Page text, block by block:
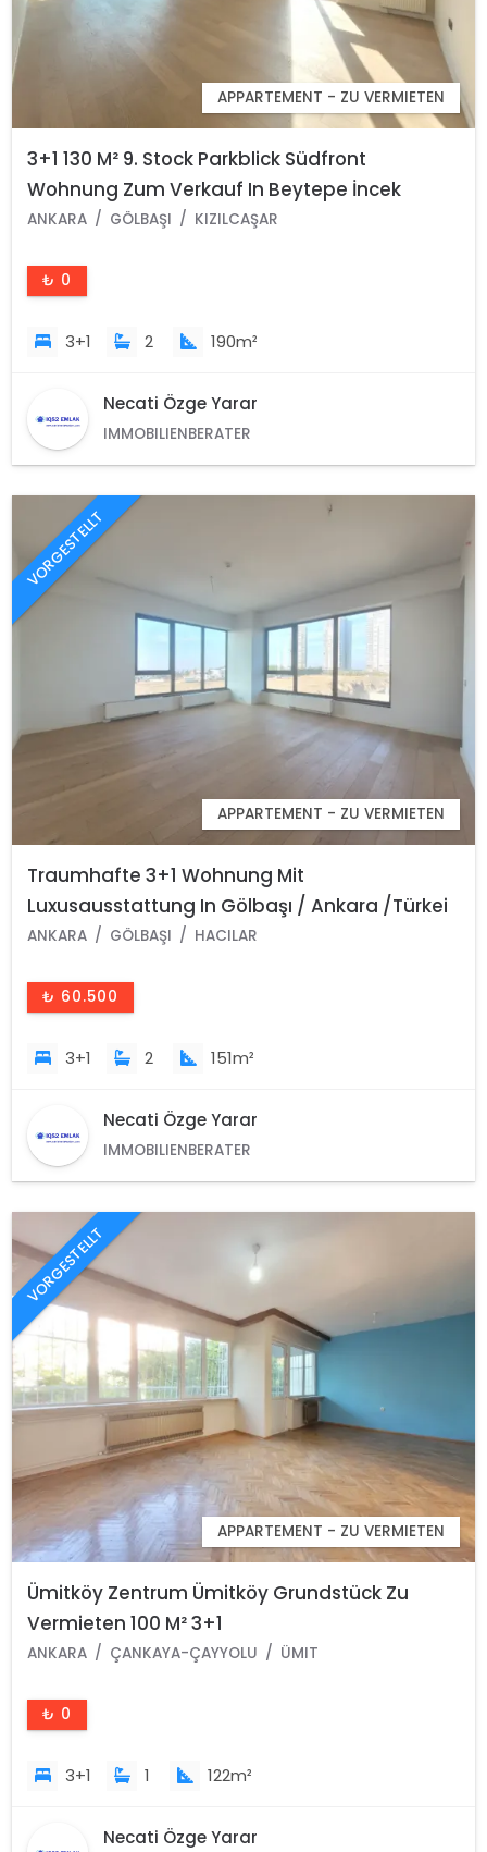
APPARTEMENT - ZU VERMIETEN
3+1 130 M² 9. Stock Parkblick Südfront
Wohnung Zum Verkauf In Beytepe İncek
Bulvar Loft Complex
ANKARA GÖLBAŞI KIZILCAŞAR
₺ 0
3+1 2 190m²
Necati Özge Yarar
IMMOBILIENBERATER
VORGESTELLT
APPARTEMENT - ZU VERMIETEN
Traumhafte 3+1 Wohnung Mit
Luxusausstattung In Gölbaşı / Ankara /Türkei
ANKARA GÖLBAŞI HACILAR
₺ 60.500
3+1 2 151m²
Necati Özge Yarar
IMMOBILIENBERATER
VORGESTELLT
APPARTEMENT - ZU VERMIETEN
Ümitköy Zentrum Ümitköy Grundstück Zu
Vermieten 100 M² 3+1
Gartengeschosswohnung Çankaya Ankara
ANKARA ÇANKAYA-ÇAYYOLU ÜMIT
₺ 0
3+1 1 122m²
Necati Özge Yarar